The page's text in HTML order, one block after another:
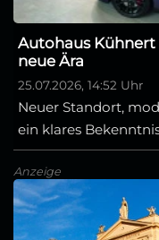
Autohaus
neue Ära
25.07.2026, 14:52 Uhr
Neuer Standort,
ein klares
Anzeige